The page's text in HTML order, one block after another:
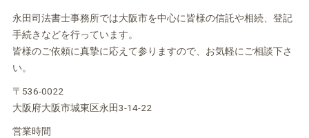
永田司法書士事務所では大阪市を中心に皆様の信託や相続、登記
手続きなどを行っています。
皆様のご依頼に真摯に応えて参りますので、お気軽にご相談下さ
い。
〒536-0022
大阪府大阪市城東区永田3-14-22
営業時間